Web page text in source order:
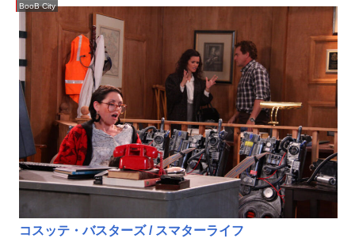
立ったジェイクの下半身は、なぜかビンビンに！ 久しぶりの感覚に
悦び、ナヴィの女とヤリまくるジェイクは神と崇められるが、ナヴ
ィ達の目的は他にあったのだった…------------------------------------------------
----------------------【50％OFFセール第4弾】は終了しました。特典動画
を取得できる条件を満たしたお客様については、2023年6月16日
（金）頃を目安に購入済み商品（動画）へ特典動画を自動で付与さ
せていただきます。追加日時は前後する場合があり、追加時に個別
の連絡は行いません。※特典情報などの詳細はこちら----------------------
------------------------------------------------
BooB City
コスッテ・バスターズ / スマターライフ